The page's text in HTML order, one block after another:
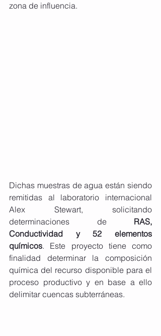
zona de influencia.
Dichas muestras de agua están siendo
remitidas al laboratorio internacional
Alex Stewart, solicitando
determinaciones de RAS,
Conductividad y 52 elementos
químicos. Este proyecto tiene como
finalidad determinar la composición
química del recurso disponible para el
proceso productivo y en base a ello
delimitar cuencas subterráneas.